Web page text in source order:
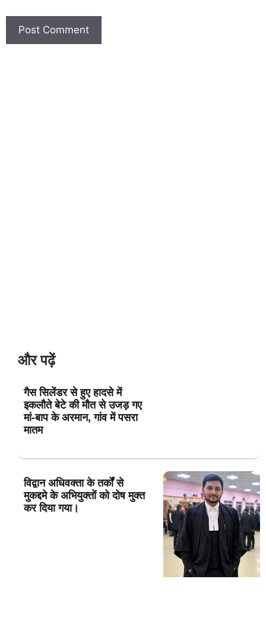
और पढ़ें
गैस सिलेंडर से हुए हादसे में
इकलौते बेटे की मौत से उजड़ गए
मां-बाप के अरमान, गांव में पसरा
मातम
विद्वान अधिवक्ता के तर्कों से
मुकद्दमे के अभियुक्तों को दोष मुक्त
कर दिया गया।